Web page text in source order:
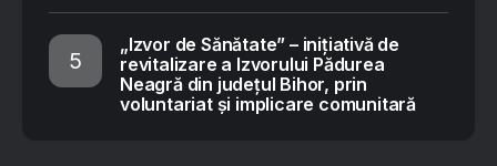
„Izvor de Sănătate” – inițiativă de
revitalizare a Izvorului Pădurea
Neagră din județul Bihor, prin
voluntariat și implicare comunitară